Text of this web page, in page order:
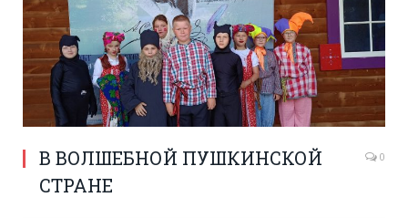
В ВОЛШЕБНОЙ ПУШКИНСКОЙ
СТРАНЕ
0